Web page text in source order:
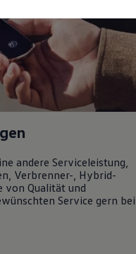
andere Serviceleistung,
, Verbrenner-, Hybrid-
von Qualität und
Service gern bei